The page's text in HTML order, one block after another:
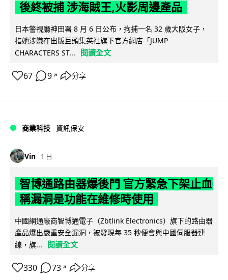
後終被捕 涉海賊王,火影周邊產品
日本警視廳神田署 8 月 6 日公布，拘捕一名 32 歲大阪女子，
指她涉嫌在出版巨頭集英社旗下官方網店「JUMP
CHARACTERS ST...
閱讀全文
67 9 ↗ 分享
商業科技 資訊保安
Vin 1 日
智博通路由器爆後門 官方緊急下架止血
稱漏洞是功能在維修時使用
中國網通廠商智博通電子（Zbtlink Electronics）旗下的路由器
產品爆出嚴重安全漏洞，被發現每 35 秒便會與中國伺服器連
線，旗...
閱讀全文
330 73 ↗ 分享